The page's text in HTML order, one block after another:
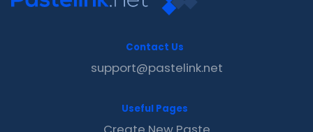
Contact Us
support@pastelink.net
Useful Pages